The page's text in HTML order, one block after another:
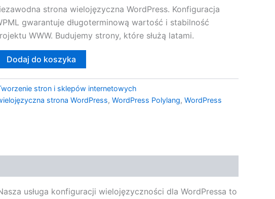
strona wielojęzyczna WordPress. Konfiguracja
gwarantuje długoterminową wartość i stabilność
WWW. Budujemy strony, które służą latami.
Dodaj do koszyka
stron i sklepów internetowych
strona WordPress, WordPress Polylang, WordPress
usługa konfiguracji wielojęzyczności dla WordPressa to